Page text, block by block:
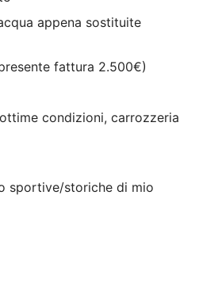
appena sostituite
fattura 2.500€)
condizioni, carrozzeria
sportive/storiche di mio